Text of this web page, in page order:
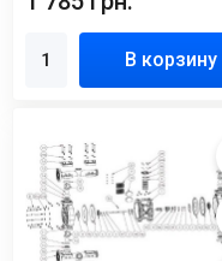
В корзину